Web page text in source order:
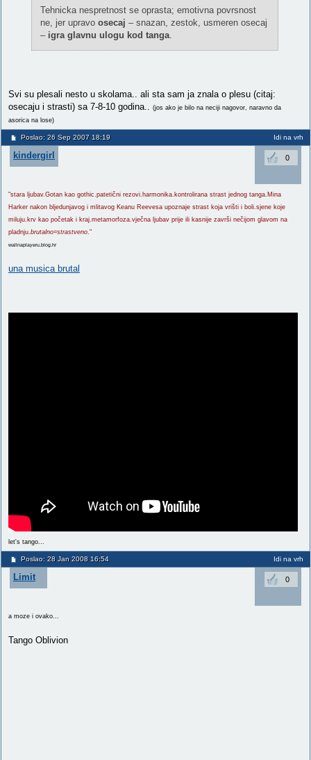
Tehnicka nespretnost se oprasta; emotivna povrsnost
ne, jer upravo osecaj – snazan, zestok, usmeren osecaj
– igra glavnu ulogu kod tanga.
Svi su plesali nesto u skolama.. ali sta sam ja znala o plesu (citaj:
osecaju i strasti) sa 7-8-10 godina.. (jos ako je bilo na neciji nagovor, naravno da
asorica na lose)
Poslao: 26 Sep 2007 18:19 Idi na vrh
kindergirl 0
"stara ljubav.Gotan kao gothic.patetični rezovi.harmonika.kontrolirana strast jednog tanga.Mina
Harker nakon bljedunjavog i mlitavog Keanu Reevesa upoznaje strast koja vrišti i boli.sjene koje
miluju.krv kao početak i kraj.metamorfoza.vječna ljubav prije ili kasnije završi nečijom glavom na
pladnju.brutalno=strastveno."
wallnaplayeru.blog.hr
una musica brutal
let's tango...
Poslao: 28 Jan 2008 16:54 Idi na vrh
Limit 0
a moze i ovako...
Tango Oblivion